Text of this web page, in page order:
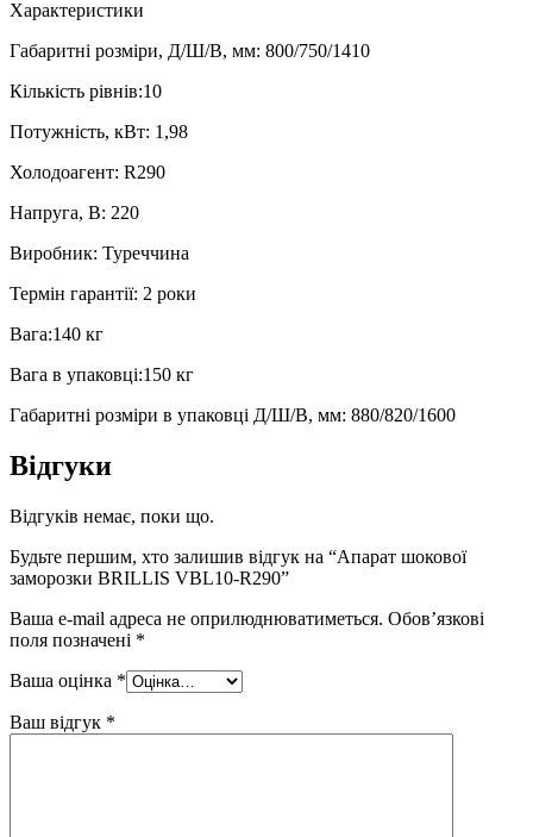
Характеристики
Габаритні розміри, Д/Ш/В, мм: 800/750/1410
Кількість рівнів:10
Потужність, кВт: 1,98
Холодоагент: R290
Напруга, В: 220
Виробник: Туреччина
Термін гарантії: 2 роки
Вага:140 кг
Вага в упаковці:150 кг
Габаритні розміри в упаковці Д/Ш/В, мм: 880/820/1600
Відгуки
Відгуків немає, поки що.
Будьте першим, хто залишив відгук на “Апарат шокової
заморозки BRILLIS VBL10-R290”
Ваша e-mail адреса не оприлюднюватиметься. Обов’язкові
поля позначені *
Ваша оцінка *
Ваш відгук *